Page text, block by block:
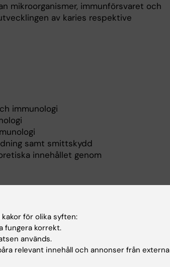
mikroorganismer, immunförsvaret och
av karies respektive
immunologi
samt smittskydd
innehållet genom
samt laborationer.
för olika syften:
fungera korrekt.
används.
relevant innehåll och annonser från externa